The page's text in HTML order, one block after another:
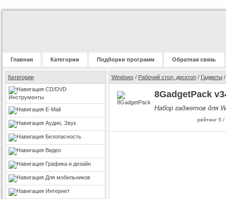
Главная Категории Подборки программ Обратная связь
Категории
CD/DVD
Инструменты
E-Mail
Аудио, Звук
Безопасность
Видео
Графика и дизайн
Для мобильников
Интернет
Windows / Рабочий стол, десктоп/ Гаджеты/
8GadgetPack
Набор гаджетов для
рейтинг 5 /